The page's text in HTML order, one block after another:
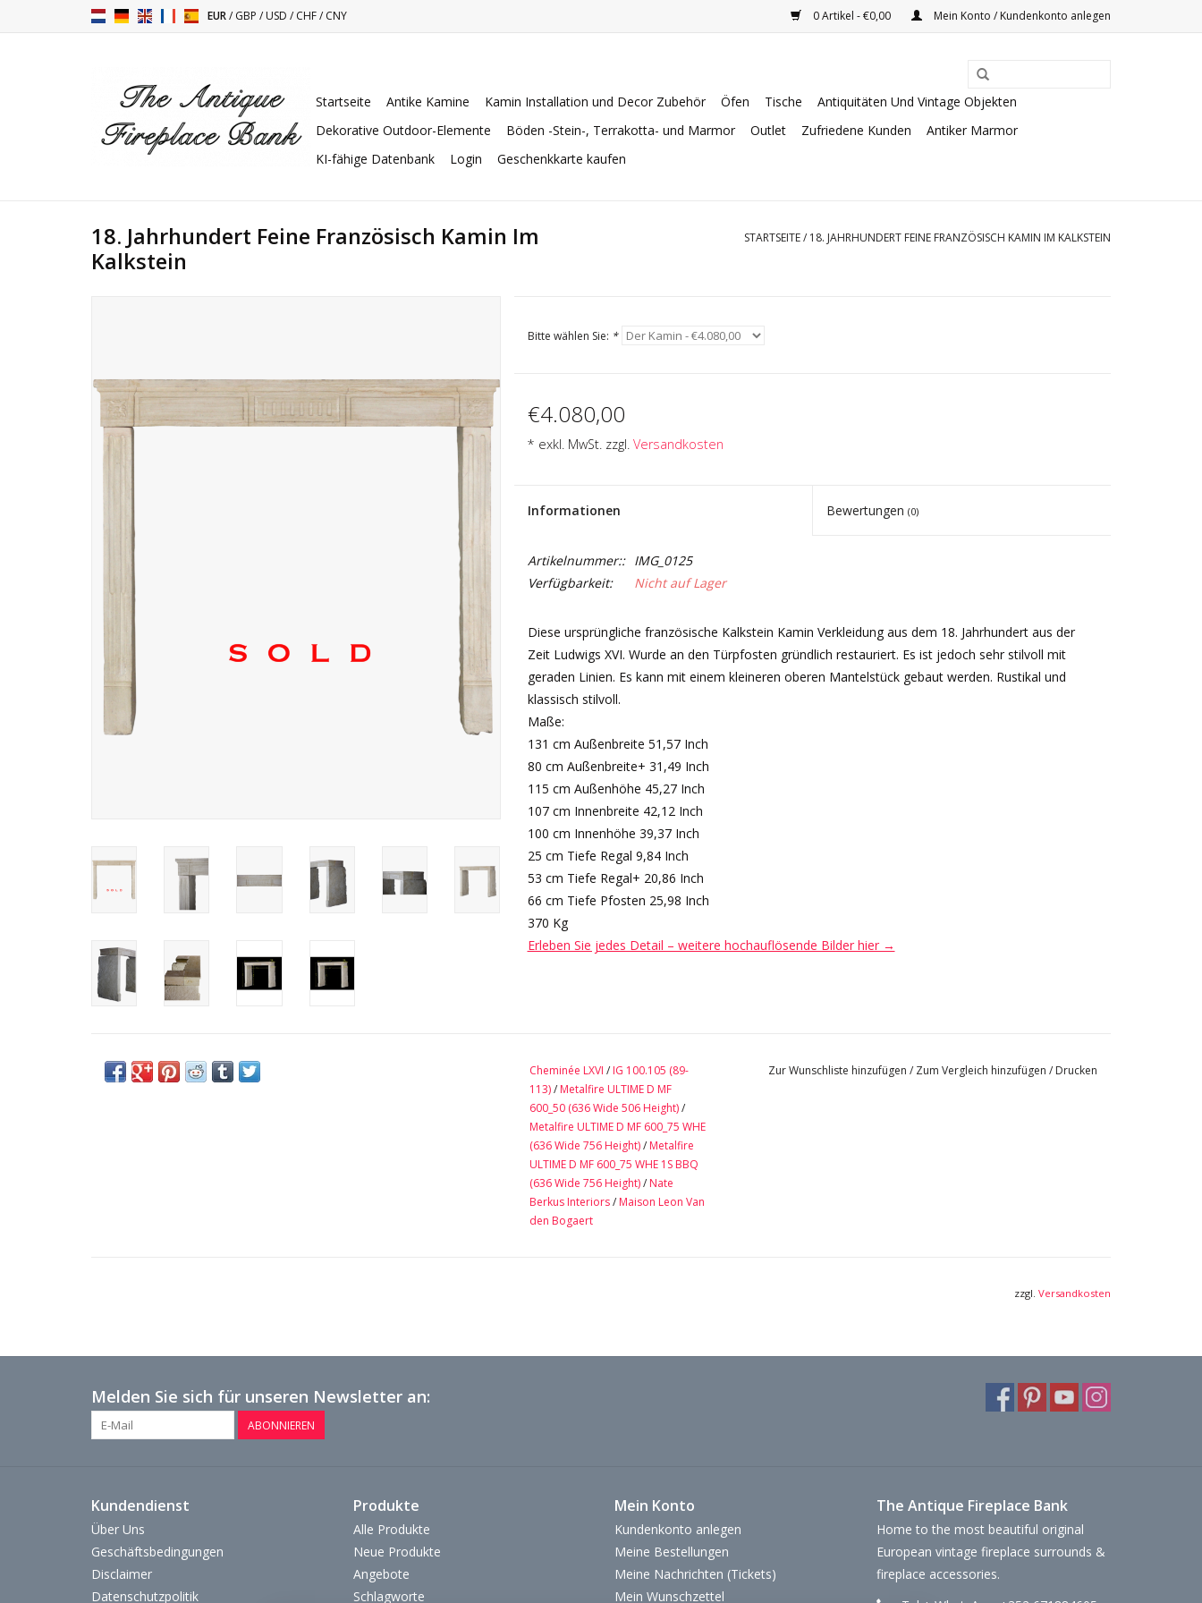
EUR/GBP /USD /CHF/CNY 0 Artikel - €0,00 Mein Konto / Kundenkonto anlegen
Startseite Antike Kamine Kamin Installation und Decor Zubehör Öfen Tische
Antiquitäten Und Vintage Objekten
Dekorative Outdoor-Elemente
Böden -Stein-, Terrakotta- und Marmor Outlet Zufriedene Kunden
Antiker Marmor
KI-fähige Datenbank
Login Geschenkkarte kaufen
18. Jahrhundert Feine Französisch Kamin Im
Kalkstein
STARTSEITE/ 18. JAHRHUNDERT FEINE FRANZÖSISCH KAMIN IM KALKSTEIN
Bitte wählen Sie: *
€4.080,00
* exkl. MwSt. zzgl. Versandkosten
Informationen Bewertungen(0)
Artikelnummer::
IMG_0125
Verfügbarkeit:
Nicht auf Lager
Diese ursprüngliche französische Kalkstein Kamin Verkleidung aus dem 18. Jahrhundert aus der
Zeit Ludwigs XVI. Wurde an den Türpfosten gründlich restauriert. Es ist jedoch sehr stilvoll mit
geraden Linien. Es kann mit einem kleineren oberen Mantelstück gebaut werden. Rustikal und
klassisch stilvoll.
Maße:
131 cm Außenbreite 51,57 Inch
80 cm Außenbreite+ 31,49 Inch
115 cm Außenhöhe 45,27 Inch
107 cm Innenbreite 42,12 Inch
100 cm Innenhöhe 39,37 Inch
25 cm Tiefe Regal 9,84 Inch
53 cm Tiefe Regal+ 20,86 Inch
66 cm Tiefe Pfosten 25,98 Inch
370 Kg
Erleben Sie jedes Detail – weitere hochauflösende Bilder hier →
Cheminée LXVI / IG 100.105 (89-
113)/ Metalfire ULTIME D MF
600_50 (636 Wide 506 Height)/
Metalfire ULTIME D MF 600_75 WHE
(636 Wide 756 Height)/ Metalfire
ULTIME D MF 600_75 WHE 1S BBQ
(636 Wide 756 Height)/ Nate
Berkus Interiors/ Maison Leon Van
den Bogaert
Zur Wunschliste hinzufügen / Zum Vergleich hinzufügen / Drucken
zzgl. Versandkosten
Melden Sie sich für unseren Newsletter an:
ABONNIEREN
Kundendienst
Über Uns
Geschäftsbedingungen
Disclaimer
Datenschutzpolitik
Produkte
Alle Produkte
Neue Produkte
Angebote
Schlagworte
Mein Konto
Kundenkonto anlegen
Meine Bestellungen
Meine Nachrichten (Tickets)
Mein Wunschzettel
The Antique Fireplace Bank
Home to the most beautiful original
European vintage fireplace surrounds &
fireplace accessories.